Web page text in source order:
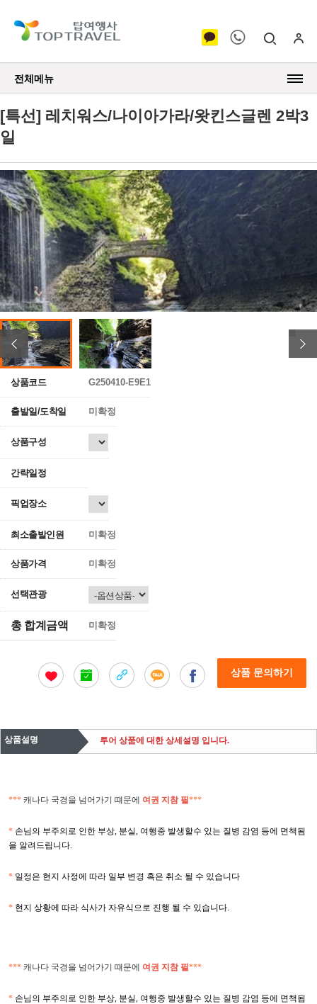
전체메뉴
[특선] 레치워스/나이아가라/왓킨스글렌 2박3
일
상품코드 G250410-E9E1
출발일/도착일 미확정
상품구성
간략일정
픽업장소
최소출발인원 미확정
상품가격 미확정
선택관광
총 합계금액 미확정
상품 문의하기
상품설명 투어 상품에 대한 상세설명 입니다.
*** 캐나다 국경을 넘어가기 떄문에 여권 지참 필***
* 손님의 부주의로 인한 부상, 분실, 여행중 발생할수 있는 질병 감염 등에 면책됨
을 알려드립니다.
* 일정은 현지 사정에 따라 일부 변경 혹은 취소 될 수 있습니다
* 현지 상황에 따라 식사가 자유식으로 진행 될 수 있습니다.
*** 캐나다 국경을 넘어가기 떄문에 여권 지참 필***
* 손님의 부주의로 인한 부상, 분실, 여행중 발생할수 있는 질병 감염 등에 면책됨